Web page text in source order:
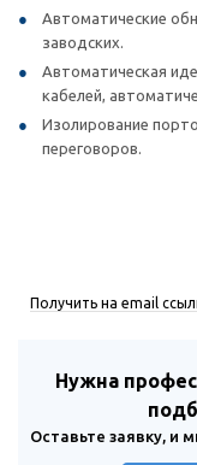
Автоматические
заводских.
Автоматическая
кабелей,
Изолирование
переговоров.
Получить на email
Нужна
Оставьте заявку, и